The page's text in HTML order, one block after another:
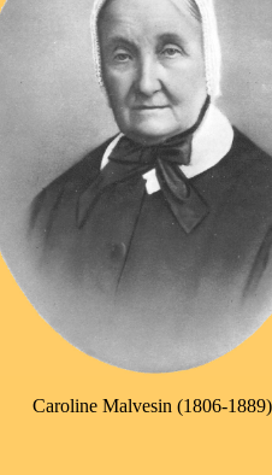
Caroline Malvesin (1806-1889)